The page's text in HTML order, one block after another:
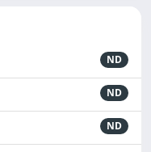
ND
ND
ND